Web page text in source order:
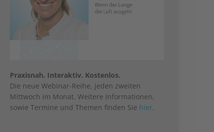
Praxisnah. Interaktiv. Kostenlos.
Die neue Webinar-Reihe, jeden zweiten
Mittwoch im Monat. Weitere Informationen,
sowie Termine und Themen finden Sie hier.